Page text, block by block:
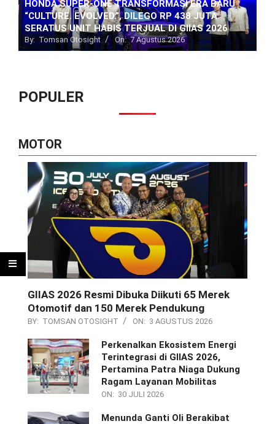
HONDA SUPER-ONE TRANSFORMASI ERA BARU
“CULTURE. EVOLVED.”, DILEGO RP 438 JUTA
SERATUS UNIT HABIS TERJUAL DI GIIAS 2026
By: Tomsan Otosight On: 7 Agustus 2026
POPULER
MOTOR
GIIAS 2026 Resmi Dibuka Diikuti 65 Merek
Otomotif dan 150 Merek Pendukung
BY: TOMSAN OTOSIGHT ON: 3 AGUSTUS 2026
Perkenalkan Ekosistem Energi
Terintegrasi di GIIAS 2026,
Pertamina Patra Niaga Dukung
Ragam Layanan Mobilitas
ON: 30 JULI 2026
Menunda Ganti Oli Berakibat